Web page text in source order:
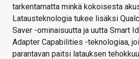
tarkentamatta minkä kokoisesta
Latausteknologia tukee lisäksi
Saver -ominaisuutta ja uutta Smart
Adapter Capabilities -teknologiaa,
parantavan paitsi latauksen